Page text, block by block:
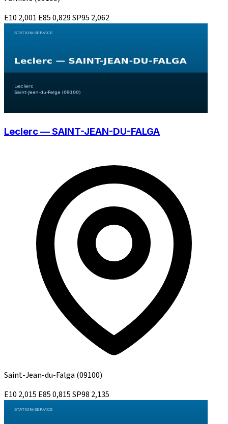
E10 2,001 E850,829SP95 2,062
Leclerc — SAINT-JEAN-DU-FALGA
Saint-Jean-du-Falga (09100)
E10 2,015 E850,815SP98 2,135